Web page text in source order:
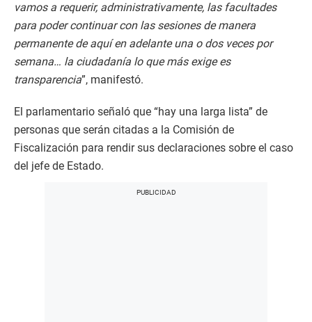
vamos a requerir, administrativamente, las facultades
para poder continuar con las sesiones de manera
permanente de aquí en adelante una o dos veces por
semana… la ciudadanía lo que más exige es
transparencia”, manifestó.
El parlamentario señaló que “hay una larga lista” de
personas que serán citadas a la Comisión de
Fiscalización para rendir sus declaraciones sobre el caso
del jefe de Estado.